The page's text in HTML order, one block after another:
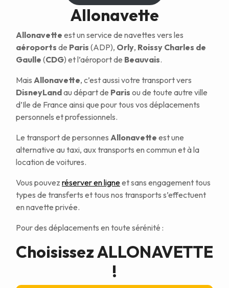
Allonavette
Allonavette est un service de navettes vers les
aéroports de Paris (ADP), Orly, Roissy Charles de
Gaulle (CDG) et l’aéroport de Beauvais.
Mais Allonavette, c’est aussi votre transport vers
DisneyLandau départ de Paris ou de toute autre ville
d’Ile de France ainsi que pour tous vos déplacements
personnels et professionnels.
Le transport de personnes Allonavette est une
alternative au taxi, aux transports en commun et à la
location de voitures.
Vous pouvez réserver en ligneet sans engagement tous
types de transferts et tous nos transports s’effectuent
en navette privée.
Pour des déplacements en toute sérénité :
Choisissez ALLONAVETTE
!